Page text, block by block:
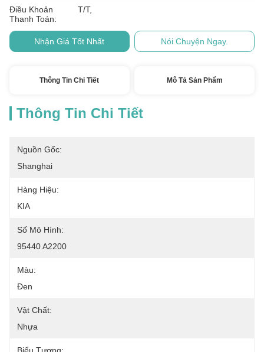
Điều Khoản
Thanh Toán:
T/T,
Nhận Giá Tốt Nhất Nói Chuyện Ngay.
Thông Tin Chi Tiết Mô Tả Sản Phẩm
Thông Tin Chi Tiết
Nguồn Gốc:
Shanghai
Hàng Hiệu:
KIA
Số Mô Hình:
95440 A2200
Màu:
Đen
Vật Chất:
Nhựa